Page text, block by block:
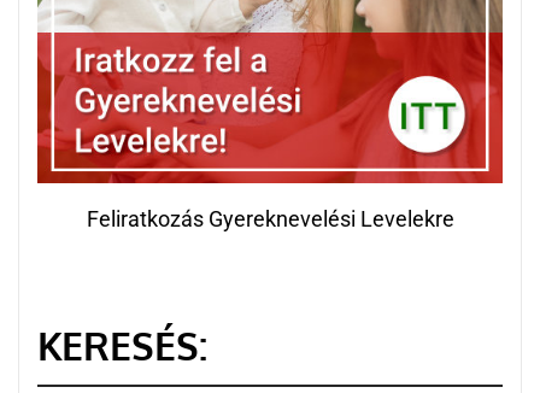
Feliratkozás Gyereknevelési Levelekre
KERESÉS: